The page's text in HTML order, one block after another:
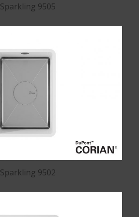
Sparkling 9505
Sparkling 9502